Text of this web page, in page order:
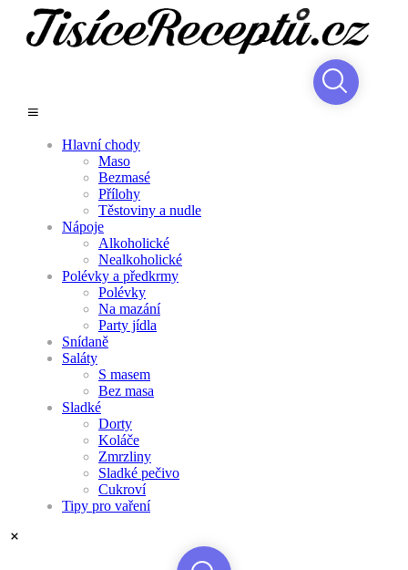
Hlavní chody
Maso
Bezmasé
Přílohy
Těstoviny a nudle
Nápoje
Alkoholické
Nealkoholické
Polévky a předkrmy
Polévky
Na mazání
Party jídla
Snídaně
Saláty
S masem
Bez masa
Sladké
Dorty
Koláče
Zmrzliny
Sladké pečivo
Cukroví
Tipy pro vaření